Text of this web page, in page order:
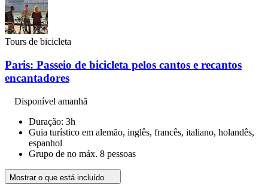
Tours de bicicleta
Paris: Passeio de bicicleta pelos cantos e recantos
encantadores
Disponível amanhã
Duração: 3h
Guia turístico em alemão, inglês, francês, italiano, holandês,
espanhol
Grupo de no máx. 8 pessoas
Mostrar o que está incluído